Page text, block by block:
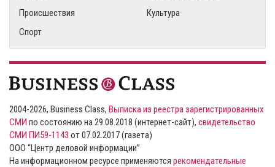
Происшествия
Культура
Спорт
2004-2026, Business Class, Выписка из реестра зарегистрированных
СМИ по состоянию на 29.08.2018 (интернет-сайт), свидетельство
СМИ ПИ59-1143 от 07.02.2017 (газета)
ООО “Центр деловой информации”
На информационном ресурсе применяются рекомендательные